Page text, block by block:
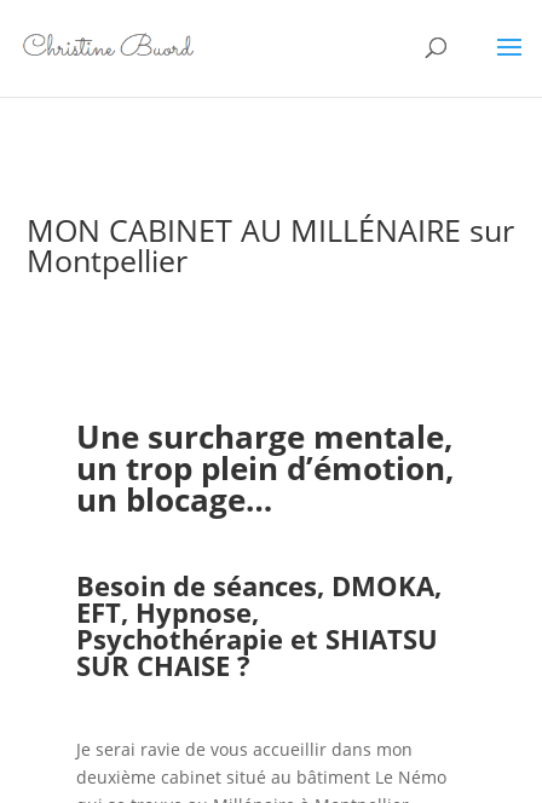
MON CABINET AU MILLÉNAIRE sur
Montpellier
Une surcharge mentale,
un trop plein d’émotion,
un blocage…
Besoin de séances, DMOKA,
EFT, Hypnose,
Psychothérapie et SHIATSU
SUR CHAISE ?
Je serai ravie de vous accueillir dans mon
deuxième cabinet situé au bâtiment Le Némo